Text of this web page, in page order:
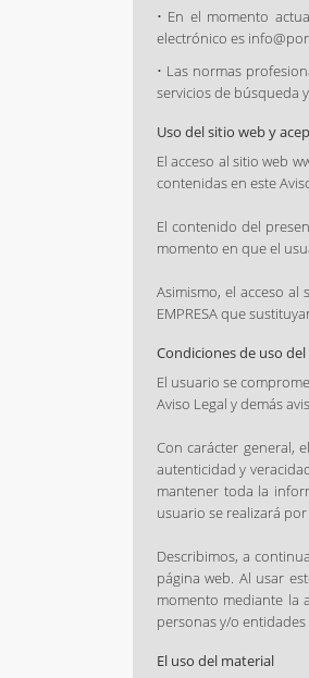
• En el momento
electrónico es
• Las normas
servicios de búsqueda
Uso del sitio web y
El acceso al sitio web
contenidas en este
El contenido del
momento en que el
Asimismo, el acceso
EMPRESA que
Condiciones de uso
El usuario se
Aviso Legal y demás
Con carácter general,
autenticidad y
mantener toda la
usuario se realizará
Describimos, a
página web. Al usar
momento mediante la
personas y/o
El uso del material